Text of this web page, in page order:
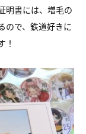
明書には、増毛の
ので、鉄道好きに
！